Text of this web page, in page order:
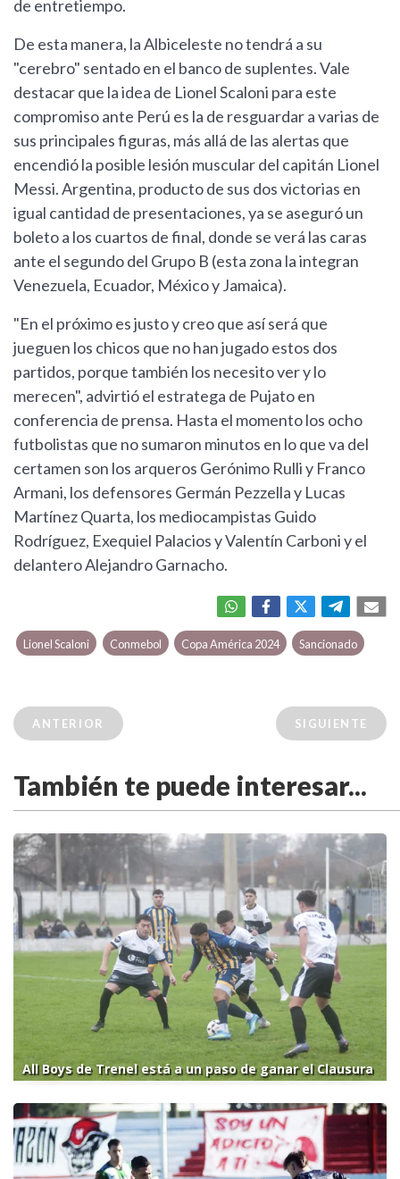
de entretiempo.
De esta manera, la Albiceleste no tendrá a su
"cerebro" sentado en el banco de suplentes. Vale
destacar que la idea de Lionel Scaloni para este
compromiso ante Perú es la de resguardar a varias de
sus principales figuras, más allá de las alertas que
encendió la posible lesión muscular del capitán Lionel
Messi. Argentina, producto de sus dos victorias en
igual cantidad de presentaciones, ya se aseguró un
boleto a los cuartos de final, donde se verá las caras
ante el segundo del Grupo B (esta zona la integran
Venezuela, Ecuador, México y Jamaica).
"En el próximo es justo y creo que así será que
jueguen los chicos que no han jugado estos dos
partidos, porque también los necesito ver y lo
merecen", advirtió el estratega de Pujato en
conferencia de prensa. Hasta el momento los ocho
futbolistas que no sumaron minutos en lo que va del
certamen son los arqueros Gerónimo Rulli y Franco
Armani, los defensores Germán Pezzella y Lucas
Martínez Quarta, los mediocampistas Guido
Rodríguez, Exequiel Palacios y Valentín Carboni y el
delantero Alejandro Garnacho.
Lionel Scaloni Conmebol Copa América 2024 Sancionado
ANTERIOR SIGUIENTE
También te puede interesar...
All Boys de Trenel está a un paso de ganar el Clausura